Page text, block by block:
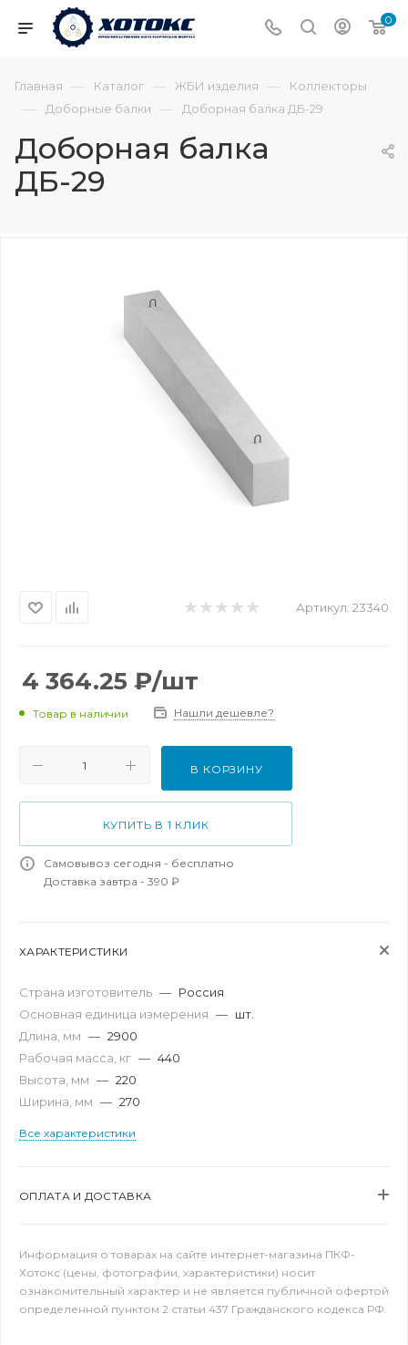
0
Главная — Каталог — ЖБИ изделия — Коллекторы
— Доборные балки — Доборная балка ДБ-29
Доборная балка
ДБ-29
Артикул: 23340
4 364.25 ₽/шт
Товар в наличии Нашли дешевле?
В КОРЗИНУ
КУПИТЬ В 1 КЛИК
Самовывоз сегодня - бесплатно
Доставка завтра - 390 ₽
ХАРАКТЕРИСТИКИ
Страна изготовитель — Россия
Основная единица измерения — шт.
Длина, мм — 2900
Рабочая масса, кг — 440
Высота, мм — 220
Ширина, мм — 270
Все характеристики
ОПЛАТА И ДОСТАВКА
Информация о товарах на сайте интернет-магазина ПКФ-
Хотокс (цены, фотографии, характеристики) носит
ознакомительный характер и не является публичной офертой
определенной пунктом 2 статьи 437 Гражданского кодекса РФ.